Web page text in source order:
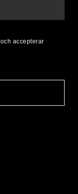
accepterar